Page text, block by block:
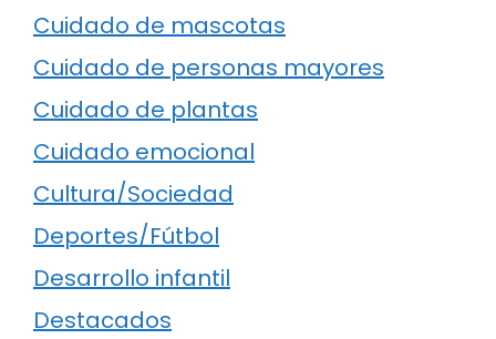
Cuidado de mascotas
Cuidado de personas mayores
Cuidado de plantas
Cuidado emocional
Cultura/Sociedad
Deportes/Fútbol
Desarrollo infantil
Destacados